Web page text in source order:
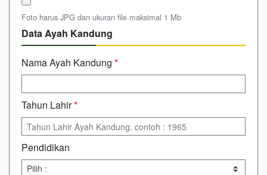
Foto harus JPG dan ukuran file maksimal 1 Mb
Data Ayah Kandung
Nama Ayah Kandung *
Tahun Lahir*
Pendidikan